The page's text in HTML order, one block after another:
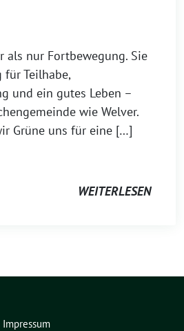
nur Fortbewegung. Sie
für Teilhabe,
und ein gutes Leben –
wie Welver.
Grüne uns für eine […]
WEITERLESEN
Impressum